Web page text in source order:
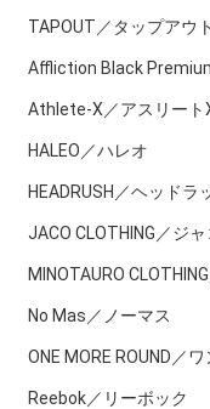
TAPOUT／タップアウト
Affliction Black
Athlete-X／アスリート
HALEO／ハレオ
HEADRUSH／ヘッドラ
JACO CLOTHING／ジ
MINOTAURO
No Mas／ノーマス
ONE MORE ROUND／
Reebok／リーボック